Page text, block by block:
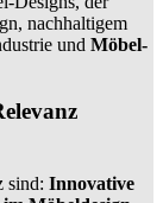
nachhaltigem
und Möbel-
sind: Innovative